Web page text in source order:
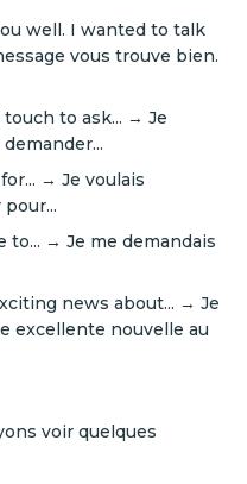
well. I wanted to talk
vous trouve bien.
to ask... → Je
→ Je voulais
to... → Je me demandais
news about... → Je
excellente nouvelle au
voir quelques